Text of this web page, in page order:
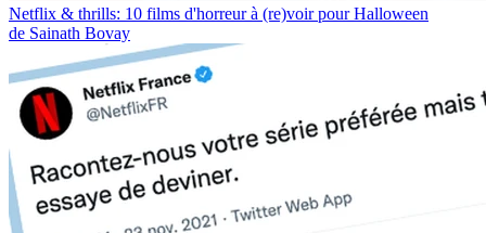
Netflix & thrills: 10 films d'horreur à (re)voir pour Halloween
de Sainath Bovay